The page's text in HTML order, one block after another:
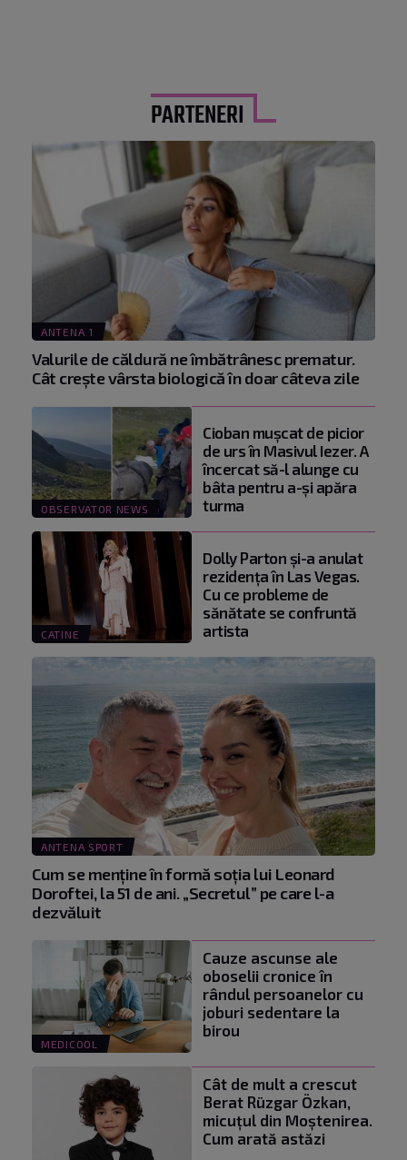
PARTENERI
ANTENA 1
Valurile de căldură ne îmbătrânesc prematur.
Cât crește vârsta biologică în doar câteva zile
OBSERVATOR NEWS
Cioban muşcat de picior
de urs în Masivul Iezer. A
încercat să-l alunge cu
bâta pentru a-şi apăra
turma
CATINE
Dolly Parton și-a anulat
rezidența în Las Vegas.
Cu ce probleme de
sănătate se confruntă
artista
ANTENA SPORT
Cum se menţine în formă soţia lui Leonard
Doroftei, la 51 de ani. „Secretul” pe care l-a
dezvăluit
MEDICOOL
Cauze ascunse ale
oboselii cronice în
rândul persoanelor cu
joburi sedentare la
birou
Cât de mult a crescut
Berat Rüzgar Özkan,
micuțul din Moștenirea.
Cum arată astăzi